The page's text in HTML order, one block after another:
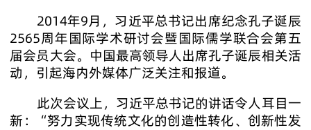
2014年9月，习近平总书记出席纪念孔子诞辰
2565周年国际学术研讨会暨国际儒学联合会第五
届会员大会。中国最高领导人出席孔子诞辰相关活
动，引起海内外媒体广泛关注和报道。
此次会议上，习近平总书记的讲话令人耳目一
新：“努力实现传统文化的创造性转化、创新性发